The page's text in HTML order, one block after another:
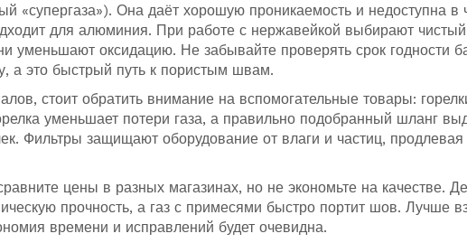
«супергаза»). Она даёт хорошую проникаемость и недоступна в
для алюминия. При работе с нержавейкой выбирают
уменьшают оксидацию. Не забывайте проверять срок годности
а это быстрый путь к пористым швам.
стоит обратить внимание на вспомогательные товары:
уменьшает потери газа, а правильно подобранный шланг
Фильтры защищают оборудование от влаги и частиц,
цены в разных магазинах, но не экономьте на качестве.
прочность, а газ с примесями быстро портит шов. Лучше
времени и исправлений будет очевидна.